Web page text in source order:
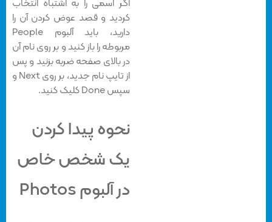
اگر اسمی را به اشتباه انتخاب
کردید و قصد عوض کردن آن را
دارید، باید آلبوم People
مربوطه را باز کنید و بر روی نام آن
در بالای صفحه ضربه بزنید و پس
از تایپ نام جدید، بر روی Next و
سپس Done کلیک کنید.
نحوه پیدا کردن
یک شخص خاص
در آلبوم Photos